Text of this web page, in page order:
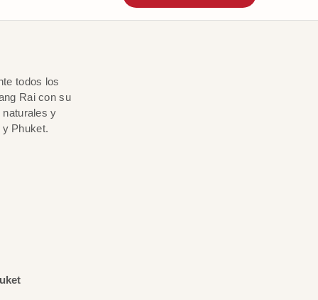
todos los
Rai con su
y
Phuket.